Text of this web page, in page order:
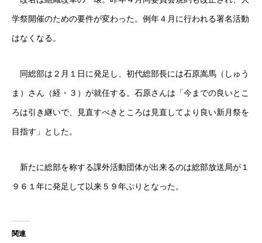
学祭開催のための要件が変わった。例年４月に行われる署名活動
はなくなる。
同総部は２月１日に発足し、初代総部長には石原嵩馬（しゅう
ま）さん（経・３）が就任する。石原さんは「今までの良いとこ
ろは引き継いで、見直すべきところは見直してより良い新月祭を
目指す」とした。
新たに総部を称する課外活動団体が出来るのは総部放送局が１
９６１年に発足して以来５９年ぶりとなった。
関連